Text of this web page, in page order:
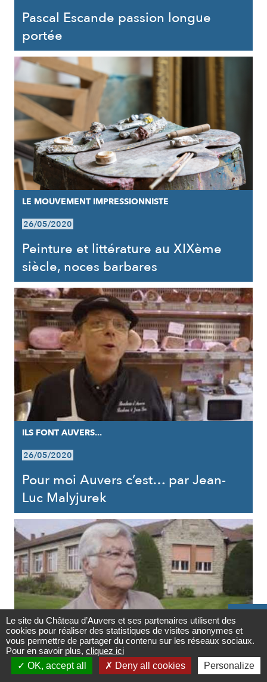
Contact

Newsletter
Pascal Escande passion longue
portée
LE MOUVEMENT IMPRESSIONNISTE
26/05/2020
Peinture et littérature au XIXème
siècle, noces barbares
ILS FONT AUVERS...
26/05/2020
Pour moi Auvers c’est… par Jean-
Luc Malyjurek
ILS FONT AUVERS...
Le site du Château d’Auvers et ses partenaires utilisent des
cookies pour réaliser des statistiques de visites anonymes et
vous permettre de partager du contenu sur les réseaux sociaux.
Pour en savoir plus, cliquez ici
OK, accept all
Deny all cookies Personalize